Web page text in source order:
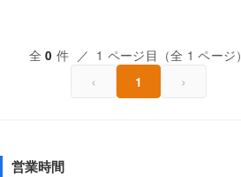
全0 件 ／ 1 ページ目（全 1 ページ）
‹ 1 ›
営業時間